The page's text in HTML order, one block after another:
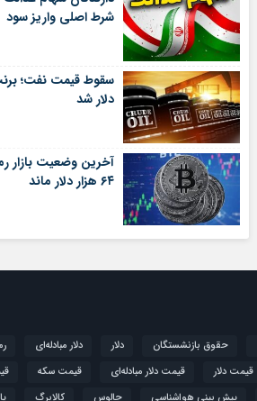
شرط اصلی واریز سود
دلار شد
آخرین وضعیت بازار
۶۴ هزار دلار ماند
حقوق بازنشستگان دلار دلار مبادله‌ای
قیمت دلار قیمت دلار مبادله‌ای قیمت سکه
پیش بینی هواشناسی چالوس کالابرگ